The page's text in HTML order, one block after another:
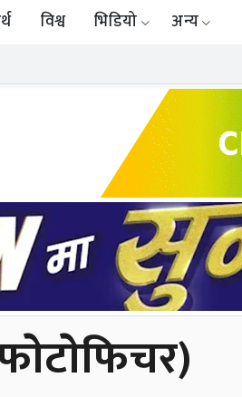
विश्व भिडियो अन्य
(फाेटाेफिचर)